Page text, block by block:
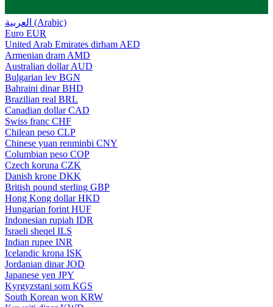
العربية (Arabic)
Euro EUR
United Arab Emirates dirham AED
Armenian dram AMD
Australian dollar AUD
Bulgarian lev BGN
Bahraini dinar BHD
Brazilian real BRL
Canadian dollar CAD
Swiss franc CHF
Chilean peso CLP
Chinese yuan renminbi CNY
Columbian peso COP
Czech koruna CZK
Danish krone DKK
British pound sterling GBP
Hong Kong dollar HKD
Hungarian forint HUF
Indonesian rupiah IDR
Israeli sheqel ILS
Indian rupee INR
Icelandic krona ISK
Jordanian dinar JOD
Japanese yen JPY
Kyrgyzstani som KGS
South Korean won KRW